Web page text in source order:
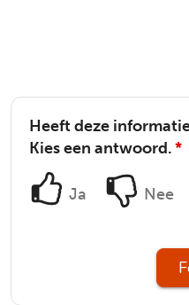
Heeft deze
Kies een antwoord.*
Ja Nee